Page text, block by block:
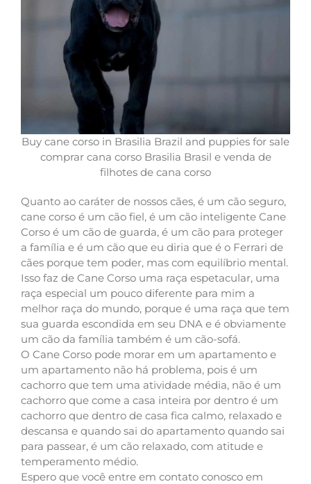
Buy cane corso in Brasilia Brazil and puppies for sale
comprar cana corso Brasilia Brasil e venda de
filhotes de cana corso
Quanto ao caráter de nossos cães, é um cão seguro,
cane corso é um cão fiel, é um cão inteligente Cane
Corso é um cão de guarda, é um cão para proteger
a família e é um cão que eu diria que é o Ferrari de
cães porque tem poder, mas com equilíbrio mental.
Isso faz de Cane Corso uma raça espetacular, uma
raça especial um pouco diferente para mim a
melhor raça do mundo, porque é uma raça que tem
sua guarda escondida em seu DNA e é obviamente
um cão da família também é um cão-sofá.
O Cane Corso pode morar em um apartamento e
um apartamento não há problema, pois é um
cachorro que tem uma atividade média, não é um
cachorro que come a casa inteira por dentro é um
cachorro que dentro de casa fica calmo, relaxado e
descansa e quando sai do apartamento quando sai
para passear, é um cão relaxado, com atitude e
temperamento médio.
Espero que você entre em contato conosco em